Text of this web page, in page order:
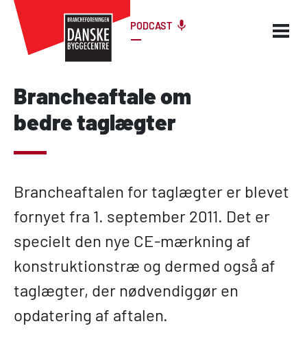
PODCAST
Brancheaftale om
bedre taglægter
Brancheaftalen for taglægter er blevet
fornyet fra 1. september 2011. Det er
specielt den nye CE-mærkning af
konstruktionstræ og dermed også af
taglægter, der nødvendiggør en
opdatering af aftalen.